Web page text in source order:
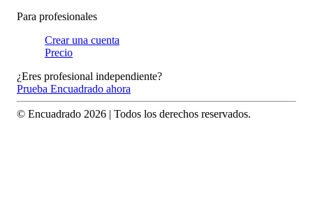
Para profesionales
Crear una cuenta
Precio
¿Eres profesional independiente?
Prueba Encuadrado ahora
© Encuadrado 2026 | Todos los derechos reservados.